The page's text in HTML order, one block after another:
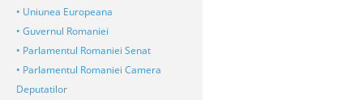
• Uniunea Europeana
• Guvernul Romaniei
• Parlamentul Romaniei Senat
• Parlamentul Romaniei Camera
Deputatilor